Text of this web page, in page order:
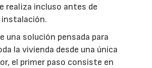
realiza incluso antes de
una solución pensada para
la vivienda desde una única
el primer paso consiste en